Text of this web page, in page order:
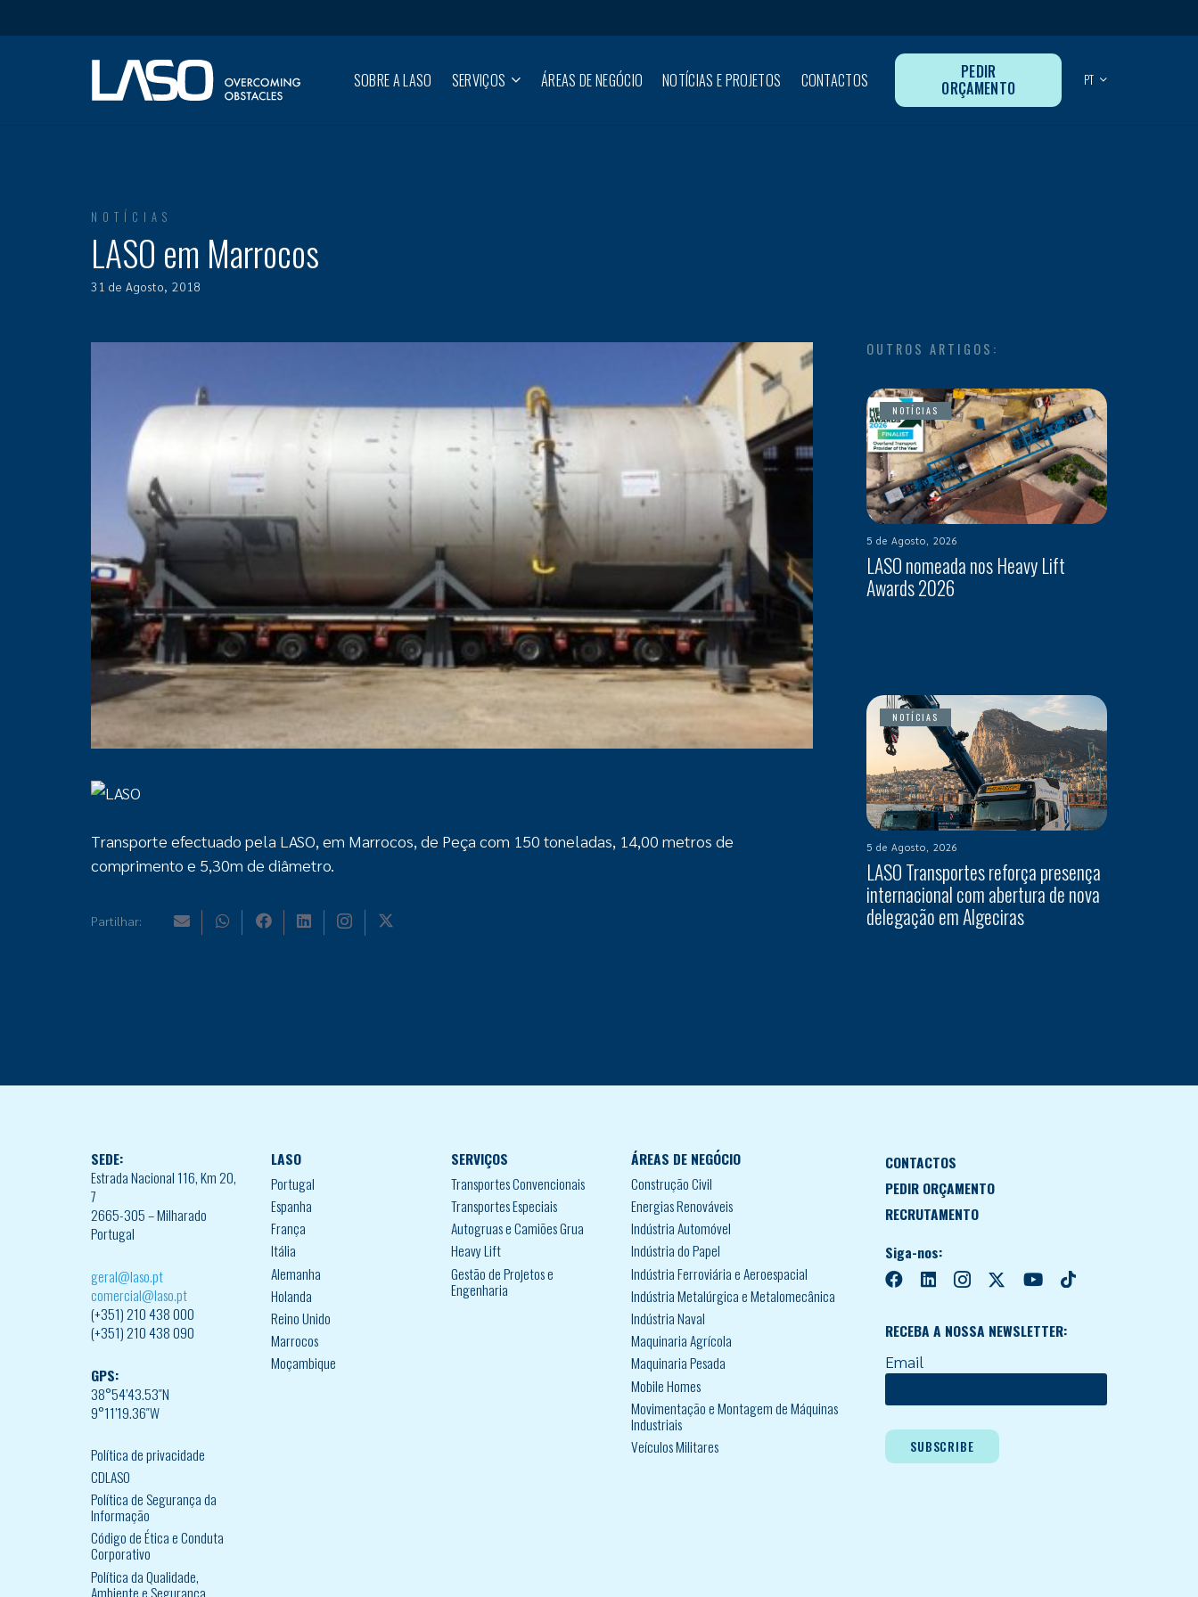
SOBRE A LASO SERVIÇOS ÁREAS DE NEGÓCIO NOTÍCIAS E PROJETOS CONTACTOS PEDIR
ORÇAMENTO PT
NOTÍCIAS
LASO em Marrocos
31 de Agosto, 2018
Transporte efectuado pela LASO, em Marrocos, de Peça com 150 toneladas, 14,00 metros de
comprimento e 5,30m de diâmetro.
Partilhar:
OUTROS ARTIGOS:
NOTÍCIAS
5 de Agosto, 2026
LASO nomeada nos Heavy Lift
Awards 2026
NOTÍCIAS
5 de Agosto, 2026
LASO Transportes reforça presença
internacional com abertura de nova
delegação em Algeciras
SEDE:
Estrada Nacional 116, Km 20,
7
2665-305 – Milharado
Portugal
geral@laso.pt
comercial@laso.pt
(+351) 210 438 000
(+351) 210 438 090
GPS:
38°54’43.53″N
9°11’19.36″W
Política de privacidade
CDLASO
Política de Segurança da
Informação
Código de Ética e Conduta
Corporativo
Política da Qualidade,
Ambiente e Segurança
LASO
Portugal
Espanha
França
Itália
Alemanha
Holanda
Reino Unido
Marrocos
Moçambique
SERVIÇOS
Transportes Convencionais
Transportes Especiais
Autogruas e Camiões Grua
Heavy Lift
Gestão de Projetos e
Engenharia
ÁREAS DE NEGÓCIO
Construção Civil
Energias Renováveis
Indústria Automóvel
Indústria do Papel
Indústria Ferroviária e Aeroespacial
Indústria Metalúrgica e Metalomecânica
Indústria Naval
Maquinaria Agrícola
Maquinaria Pesada
Mobile Homes
Movimentação e Montagem de Máquinas
Industriais
Veículos Militares
CONTACTOS
PEDIR ORÇAMENTO
RECRUTAMENTO
Siga-nos:
RECEBA A NOSSA NEWSLETTER:
Email